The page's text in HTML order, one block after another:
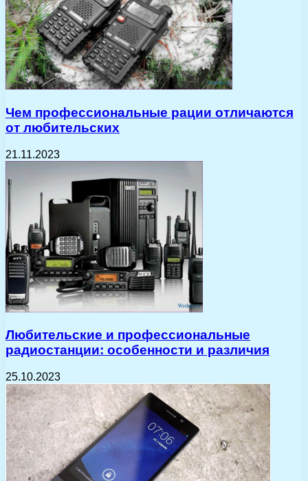
Чем профессиональные рации отличаются
от любительских
21.11.2023
Любительские и профессиональные
радиостанции: особенности и различия
25.10.2023